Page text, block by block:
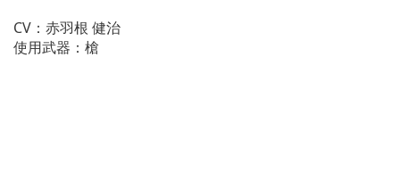
CV：赤羽根 健治
使用武器：槍